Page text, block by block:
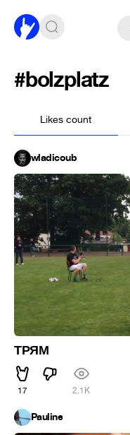
#bolzplatz
Likes count
wladicoub
ТРЯМ
17 2.1K
Pauline